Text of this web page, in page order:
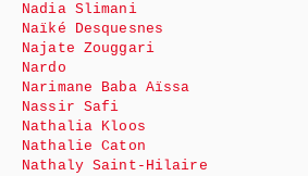
Nadia Slimani
Naïké Desquesnes
Najate Zouggari
Nardo
Narimane Baba Aïssa
Nassir Safi
Nathalia Kloos
Nathalie Caton
Nathaly Saint-Hilaire